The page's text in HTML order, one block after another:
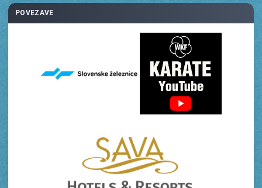
POVEZAVE